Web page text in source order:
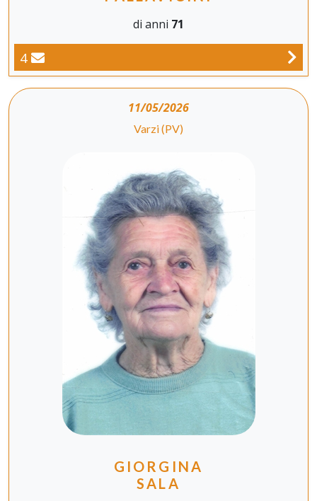
di anni 71
4
11/05/2026
Varzi (PV)
GIORGINA
SALA